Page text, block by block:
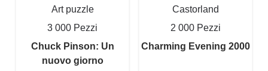
Art puzzle
3 000 Pezzi
Chuck Pinson: Un
nuovo giorno
Castorland
2 000 Pezzi
Charming Evening 2000